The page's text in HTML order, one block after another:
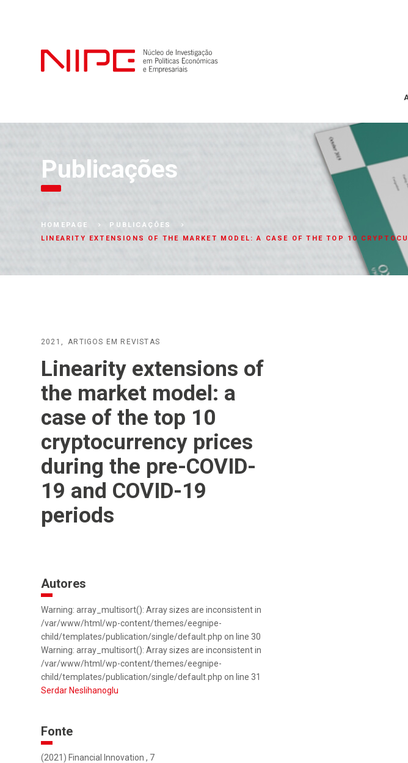
Publicações
HOMEPAGE
PUBLICAÇÕES
LINEARITY EXTENSIONS OF THE MARKET MODEL: A CASE OF THE TOP 10
2021 ARTIGOS EM REVISTAS
Linearity extensions of
the market model: a
case of the top 10
cryptocurrency prices
during the pre-COVID-
19 and COVID-19
periods
Autores
Warning: array_multisort(): Array sizes are inconsistent in
/var/www/html/wp-content/themes/eegnipe-
child/templates/publication/single/default.php on line 30
Warning: array_multisort(): Array sizes are inconsistent in
/var/www/html/wp-content/themes/eegnipe-
child/templates/publication/single/default.php on line 31
Serdar Neslihanoglu
Fonte
(2021) Financial Innovation , 7